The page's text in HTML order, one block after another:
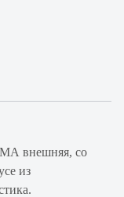
внешняя, со
из